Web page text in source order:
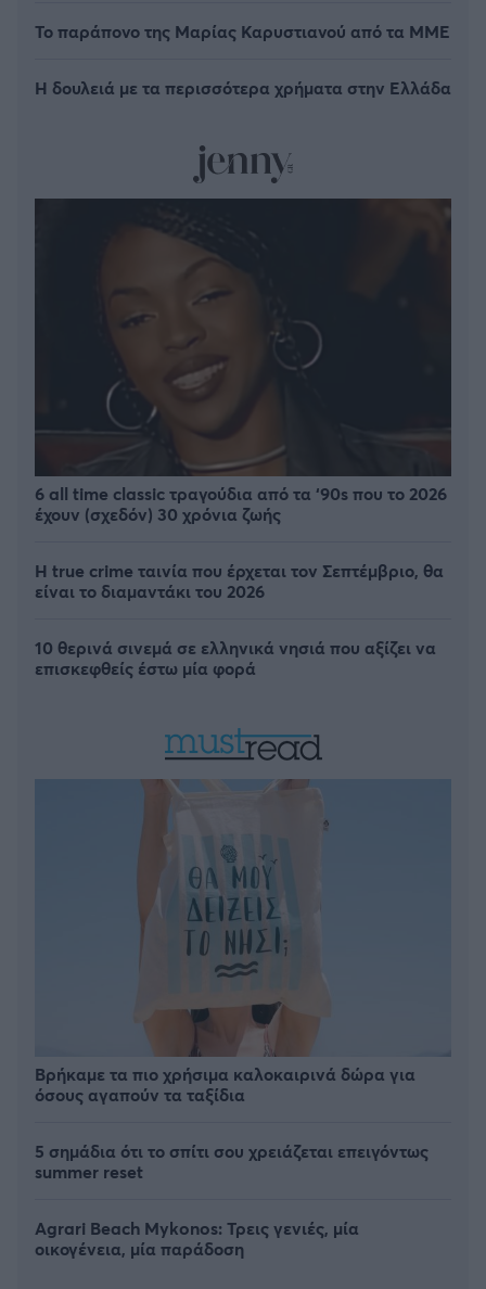
Το παράπονο της Μαρίας Καρυστιανού από τα ΜΜΕ
Η δουλειά με τα περισσότερα χρήματα στην Ελλάδα
6 all time classic τραγούδια από τα ‘90s που το 2026
έχουν (σχεδόν) 30 χρόνια ζωής
Η true crime ταινία που έρχεται τον Σεπτέμβριο, θα
είναι το διαμαντάκι του 2026
10 θερινά σινεμά σε ελληνικά νησιά που αξίζει να
επισκεφθείς έστω μία φορά
Βρήκαμε τα πιο χρήσιμα καλοκαιρινά δώρα για
όσους αγαπούν τα ταξίδια
5 σημάδια ότι το σπίτι σου χρειάζεται επειγόντως
summer reset
Agrari Beach Mykonos: Τρεις γενιές, μία
οικογένεια, μία παράδοση